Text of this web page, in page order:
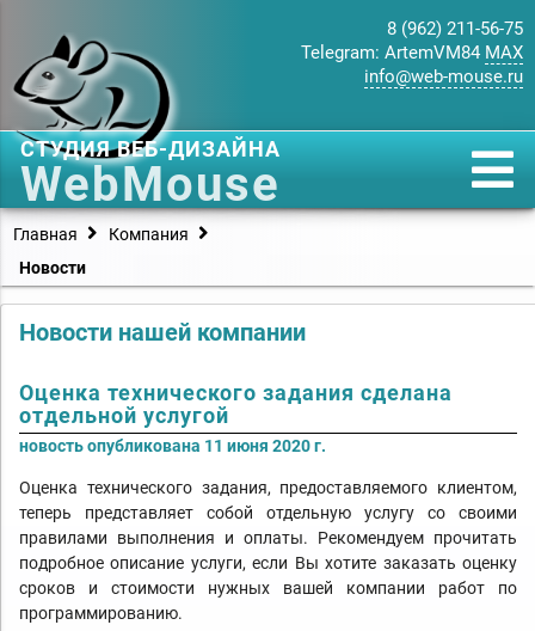
8 (962) 211-56-75
Telegram: ArtemVM84 MAX
info@web-mouse.ru
СТУДИЯ ВЕБ-ДИЗАЙНА
WebMouse
Главная
Компания
Новости
Новости нашей компании
Оценка технического задания сделана
отдельной услугой
новость опубликована 11 июня 2020 г.
Оценка технического задания, предоставляемого клиентом,
теперь представляет собой отдельную услугу со своими
правилами выполнения и оплаты. Рекомендуем прочитать
подробное описание услуги, если Вы хотите заказать оценку
сроков и стоимости нужных вашей компании работ по
программированию.